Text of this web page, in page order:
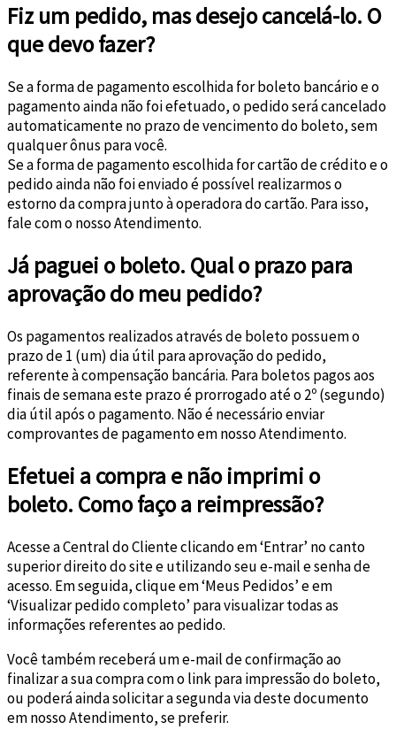
Fiz um pedido, mas desejo cancelá-lo. O
que devo fazer?
Se a forma de pagamento escolhida for boleto bancário e o
pagamento ainda não foi efetuado, o pedido será cancelado
automaticamente no prazo de vencimento do boleto, sem
qualquer ônus para você.
Se a forma de pagamento escolhida for cartão de crédito e o
pedido ainda não foi enviado é possível realizarmos o
estorno da compra junto à operadora do cartão. Para isso,
fale com o nosso Atendimento.
Já paguei o boleto. Qual o prazo para
aprovação do meu pedido?
Os pagamentos realizados através de boleto possuem o
prazo de 1 (um) dia útil para aprovação do pedido,
referente à compensação bancária. Para boletos pagos aos
finais de semana este prazo é prorrogado até o 2º (segundo)
dia útil após o pagamento. Não é necessário enviar
comprovantes de pagamento em nosso Atendimento.
Efetuei a compra e não imprimi o
boleto. Como faço a reimpressão?
Acesse a Central do Cliente clicando em ‘Entrar’ no canto
superior direito do site e utilizando seu e-mail e senha de
acesso. Em seguida, clique em ‘Meus Pedidos’ e em
‘Visualizar pedido completo’ para visualizar todas as
informações referentes ao pedido.
Você também receberá um e-mail de confirmação ao
finalizar a sua compra com o link para impressão do boleto,
ou poderá ainda solicitar a segunda via deste documento
em nosso Atendimento, se preferir.